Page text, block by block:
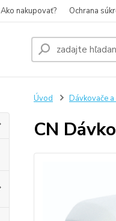
Ako nakupovať? Ochrana
Úvod Dávkovače
CN